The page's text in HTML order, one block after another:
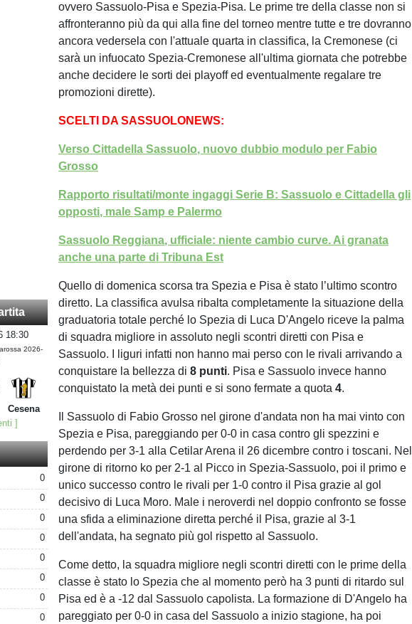
18:30
2026-
Cesena
]
0
0
0
0
0
0
0
0
ovvero Sassuolo-Pisa e Spezia-Pisa. Le prime tre della classe non si
affronteranno più da qui alla fine del torneo mentre tutte e tre dovranno
ancora vedersela con l'attuale quarta in classifica, la Cremonese (ci
sarà un infuocato Spezia-Cremonese all'ultima giornata che potrebbe
anche decidere le sorti dei playoff ed eventualmente regalare tre
promozioni dirette).
SCELTI DA SASSUOLONEWS:
Verso Cittadella Sassuolo, nuovo dubbio modulo per Fabio
Grosso
Rapporto risultati/monte ingaggi Serie B: Sassuolo e Cittadella gli
opposti, male Samp e Palermo
Sassuolo Reggiana, ufficiale: niente cambio curve. Ai granata
anche una parte di Tribuna Est
Quello di domenica scorsa tra Spezia e Pisa è stato l’ultimo scontro
diretto. La classifica avulsa ribalta completamente la situazione della
graduatoria totale perché lo Spezia di Luca D'Angelo riceve la palma
di squadra migliore in assoluto negli scontri diretti con Pisa e
Sassuolo. I liguri infatti non hanno mai perso con le rivali arrivando a
conquistare la bellezza di 8 punti. Pisa e Sassuolo invece hanno
conquistato la metà dei punti e si sono fermate a quota4.
Il Sassuolo di Fabio Grosso nel girone d'andata non ha mai vinto con
Spezia e Pisa, pareggiando per 0-0 in casa contro gli spezzini e
perdendo per 3-1 alla Cetilar Arena il 26 dicembre contro i toscani. Nel
girone di ritorno ko per 2-1 al Picco in Spezia-Sassuolo, poi il primo e
unico successo contro le rivali per 1-0 contro il Pisa grazie al gol
decisivo di Luca Moro. Male i neroverdi nel doppio confronto se fosse
una sfida a eliminazione diretta perché il Pisa, grazie al 3-1
dell'andata, ha segnato più gol rispetto al Sassuolo.
Come detto, la squadra migliore negli scontri diretti con le prime della
classe è stato lo Spezia che al momento però ha 3 punti di ritardo sul
Pisa ed è a -12 dal Sassuolo capolista. La formazione di D'Angelo ha
pareggiato per 0-0 in casa del Sassuolo a inizio stagione, ha poi